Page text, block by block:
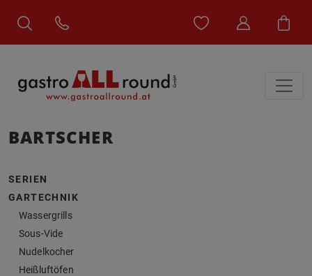
BARTSCHER
SERIEN
GARTECHNIK
Wassergrills
Sous-Vide
Nudelkocher
Heißluftöfen